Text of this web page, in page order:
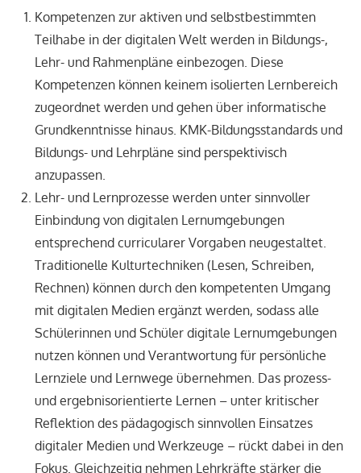
Kompetenzen zur aktiven und selbstbestimmten
Teilhabe in der digitalen Welt werden in Bildungs-,
Lehr- und Rahmenpläne einbezogen. Diese
Kompetenzen können keinem isolierten Lernbereich
zugeordnet werden und gehen über informatische
Grundkenntnisse hinaus. KMK-Bildungsstandards und
Bildungs- und Lehrpläne sind perspektivisch
anzupassen.
Lehr- und Lernprozesse werden unter sinnvoller
Einbindung von digitalen Lernumgebungen
entsprechend curricularer Vorgaben neugestaltet.
Traditionelle Kulturtechniken (Lesen, Schreiben,
Rechnen) können durch den kompetenten Umgang
mit digitalen Medien ergänzt werden, sodass alle
Schülerinnen und Schüler digitale Lernumgebungen
nutzen können und Verantwortung für persönliche
Lernziele und Lernwege übernehmen. Das prozess-
und ergebnisorientierte Lernen – unter kritischer
Reflektion des pädagogisch sinnvollen Einsatzes
digitaler Medien und Werkzeuge – rückt dabei in den
Fokus. Gleichzeitig nehmen Lehrkräfte stärker die